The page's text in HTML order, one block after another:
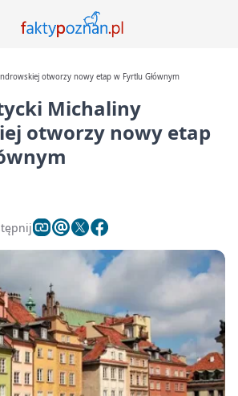
otworzy nowy etap w Fyrtlu Głównym
Michaliny
otworzy nowy etap